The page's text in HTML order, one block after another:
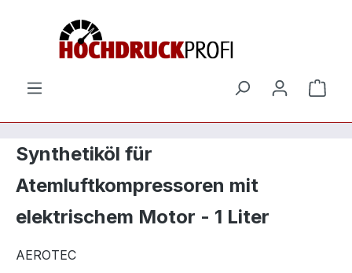
Zum Hauptinhalt springen
Synthetiköl für
Atemluftkompressoren mit
elektrischem Motor - 1 Liter
AEROTEC